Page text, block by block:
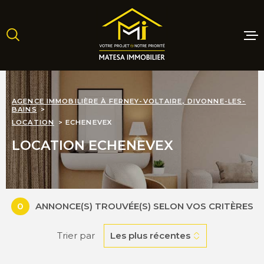
la
recherche
menu
principal
contenu
TERRAINS
NEUFS
AGENCE IMMOBILIÈRE À FERNEY-VOLTAIRE, DIVONNE-LES-
BAINS
LOCATION
ECHENEVEX
LOCATION ECHENEVEX
0 ANNONCE(S) TROUVÉE(S) SELON VOS CRITÈRES
Trier par Les plus récentes